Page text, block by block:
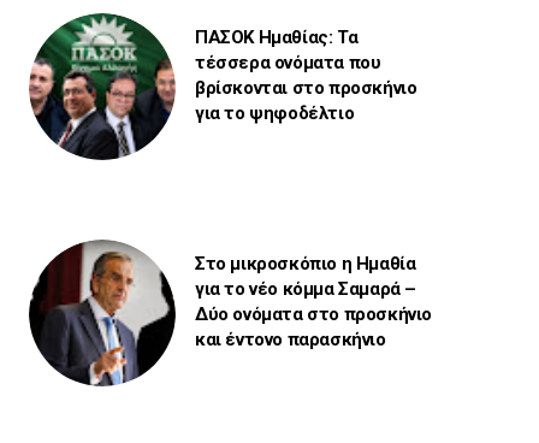
ΠΑΣΟΚ Ημαθίας: Τα
τέσσερα ονόματα που
βρίσκονται στο προσκήνιο
για το ψηφοδέλτιο
Στο μικροσκόπιο η Ημαθία
για το νέο κόμμα Σαμαρά –
Δύο ονόματα στο προσκήνιο
και έντονο παρασκήνιο